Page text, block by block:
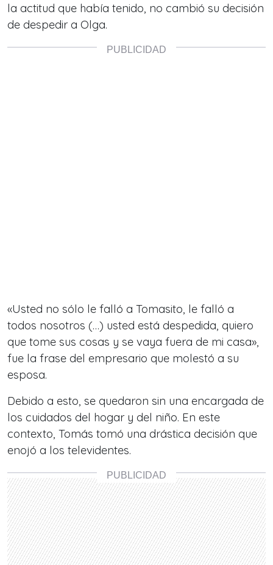
la actitud que había tenido, no cambió su decisión
de despedir a Olga.
«Usted no sólo le falló a Tomasito, le falló a
todos nosotros (…) usted está despedida, quiero
que tome sus cosas y se vaya fuera de mi casa»,
fue la frase del empresario que molestó a su
esposa.
Debido a esto, se quedaron sin una encargada de
los cuidados del hogar y del niño. En este
contexto, Tomás tomó una drástica decisión que
enojó a los televidentes.